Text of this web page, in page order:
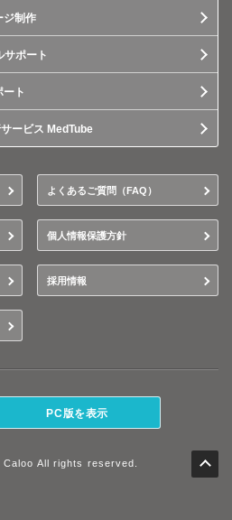
ジ制作
サポート
ート
ービス MedTube
よくあるご質問（FAQ）
個人情報保護方針
採用情報
PC版を表示
All rights reserved.